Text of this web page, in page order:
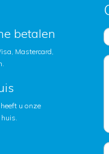
betalen
Mastercard,
u onze